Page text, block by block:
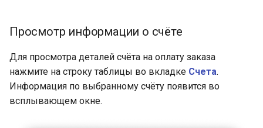
Просмотр информации о счёте
Для просмотра деталей счёта на оплату заказа
нажмите на строку таблицы во вкладке Счета.
Информация по выбранному счёту появится во
всплывающем окне.